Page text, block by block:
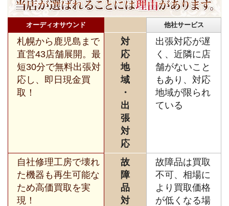
オーディオサウンド 他社サービス
札幌から鹿児島まで
直営43店舗展開。最
短30分で無料出張対
応し、即日現金買
取！
対
応
地
域
・
出
張
対
応
出張対応が遅
く、近隣に店
舗がないこと
もあり、対応
地域が限られ
ている
自社修理工房で壊れ
た機器も再生可能な
ため高価買取を実
現！
故
障
品
対
故障品は買取
不可、相場に
より買取価格
が低くなる場